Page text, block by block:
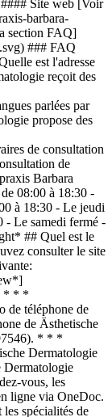
Site web [Voir
barbara-
section FAQ]
### FAQ
est l'adresse
reçoit des
parlées par
propose des
de consultation
de
Barbara
08:00 à 18:30 -
à 18:30 - Le jeudi
- Le samedi fermé -
## Quel est le
consulter le site
* * *
de téléphone de
de Ästhetische
* * *
Dermatologie
Dermatologie
vous, les
ligne via OneDoc.
spécialités de